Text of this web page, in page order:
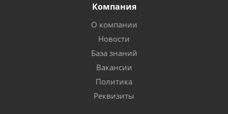
Компания
О компании
Новости
База знаний
Вакансии
Политика
Реквизиты